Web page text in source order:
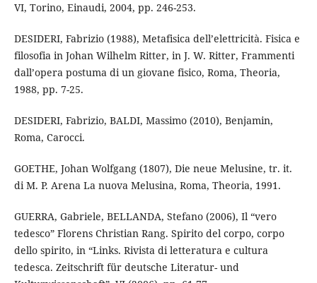
VI, Torino, Einaudi, 2004, pp. 246-253.
DESIDERI, Fabrizio (1988), Metafisica dell’elettricità. Fisica e
filosofia in Johan Wilhelm Ritter, in J. W. Ritter, Frammenti
dall’opera postuma di un giovane fisico, Roma, Theoria,
1988, pp. 7-25.
DESIDERI, Fabrizio, BALDI, Massimo (2010), Benjamin,
Roma, Carocci.
GOETHE, Johan Wolfgang (1807), Die neue Melusine, tr. it.
di M. P. Arena La nuova Melusina, Roma, Theoria, 1991.
GUERRA, Gabriele, BELLANDA, Stefano (2006), Il “vero
tedesco” Florens Christian Rang. Spirito del corpo, corpo
dello spirito, in “Links. Rivista di letteratura e cultura
tedesca. Zeitschrift für deutsche Literatur- und